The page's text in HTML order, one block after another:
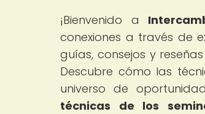
¡Bienvenido a
conexiones a través de
guías, consejos y
Descubre cómo las
universo de
técnicas de los